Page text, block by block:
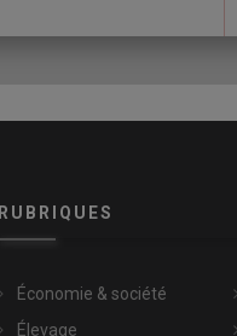
RUBRIQUES
Économie & société
Élevage